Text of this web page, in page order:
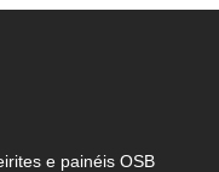
e painéis OSB